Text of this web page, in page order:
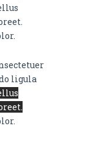
ligula